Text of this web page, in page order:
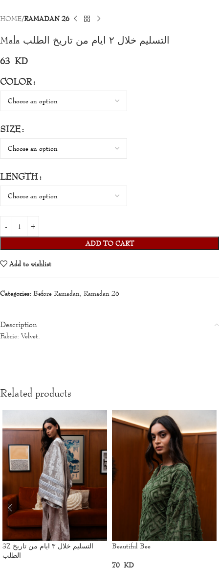
HOME RAMADAN 26
Mala التسليم خلال ٢ ايام من تاريخ الطلب
63 KD
COLOR
SIZE
LENGTH
ADD TO CART
Add to wishlist
Categories: Before Ramadan Ramadan 26
Description
Fabric: Velvet.
Related products
3Z التسليم خلال ٣ ايام من تاريخ
الطلب
Beautiful Bee
70 KD